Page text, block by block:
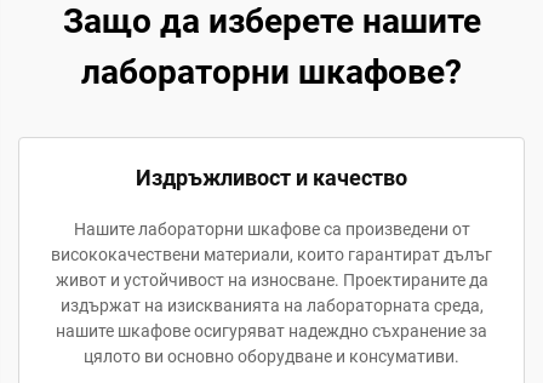
Защо да изберете нашите
лабораторни шкафове?
Издръжливост и качество
Нашите лабораторни шкафове са произведени от
висококачествени материали, които гарантират дълъг
живот и устойчивост на износване. Проектираните да
издържат на изискванията на лабораторната среда,
нашите шкафове осигуряват надеждно съхранение за
цялото ви основно оборудване и консумативи.